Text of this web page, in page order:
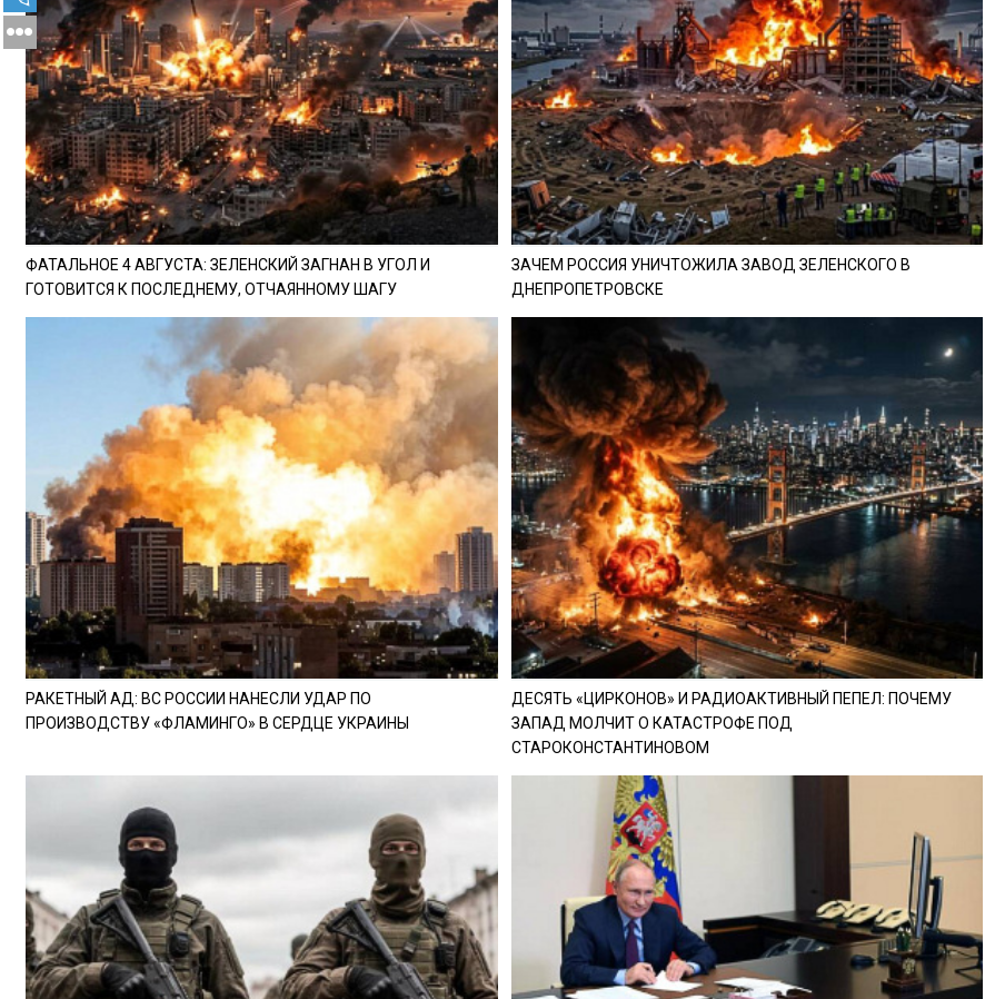
ФАТАЛЬНОЕ 4 АВГУСТА: ЗЕЛЕНСКИЙ ЗАГНАН В УГОЛ И
ГОТОВИТСЯ К ПОСЛЕДНЕМУ, ОТЧАЯННОМУ ШАГУ
ЗАЧЕМ РОССИЯ УНИЧТОЖИЛА ЗАВОД ЗЕЛЕНСКОГО В
ДНЕПРОПЕТРОВСКЕ
РАКЕТНЫЙ АД: ВС РОССИИ НАНЕСЛИ УДАР ПО
ПРОИЗВОДСТВУ «ФЛАМИНГО» В СЕРДЦЕ УКРАИНЫ
ДЕСЯТЬ «ЦИРКОНОВ» И РАДИОАКТИВНЫЙ ПЕПЕЛ: ПОЧЕМУ
ЗАПАД МОЛЧИТ О КАТАСТРОФЕ ПОД
СТАРОКОНСТАНТИНОВОМ